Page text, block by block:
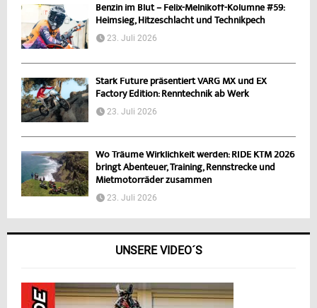
Benzin im Blut – Felix-Melnikoff-Kolumne #59:
Heimsieg, Hitzeschlacht und Technikpech
23. Juli 2026
Stark Future präsentiert VARG MX und EX
Factory Edition: Renntechnik ab Werk
23. Juli 2026
Wo Träume Wirklichkeit werden: RIDE KTM 2026
bringt Abenteuer, Training, Rennstrecke und
Mietmotorräder zusammen
23. Juli 2026
UNSERE VIDEO´S